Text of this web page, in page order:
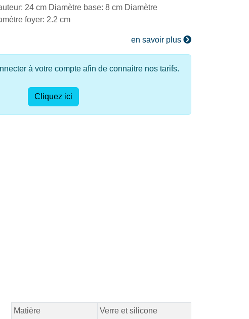
24 cm Diamètre base: 8 cm Diamètre
foyer: 2.2 cm
en savoir plus
à votre compte afin de connaitre nos tarifs.
Cliquez ici
Matière
Verre et silicone